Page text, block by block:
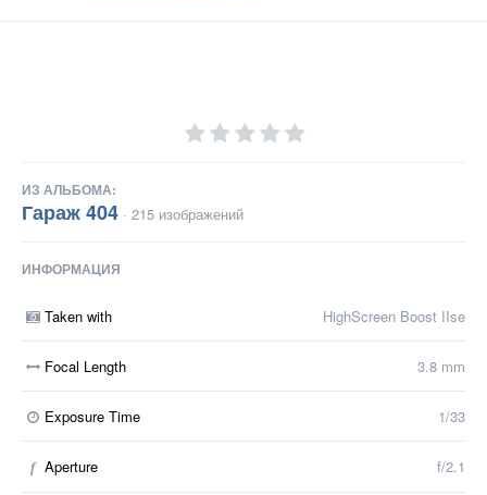
ИЗ АЛЬБОМА:
Гараж 404 · 215 изображений
ИНФОРМАЦИЯ
Taken with HighScreen Boost IIse
Focal Length 3.8 mm
Exposure Time 1/33
f Aperture f/2.1